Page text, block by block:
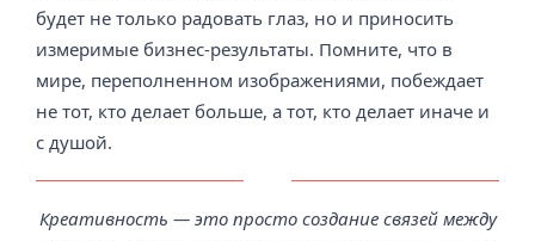
будет не только радовать глаз, но и приносить
измеримые бизнес-результаты. Помните, что в
мире, переполненном изображениями, побеждает
не тот, кто делает больше, а тот, кто делает иначе и
с душой.
Креативность — это просто создание связей между